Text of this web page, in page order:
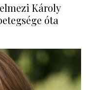
Károly
óta